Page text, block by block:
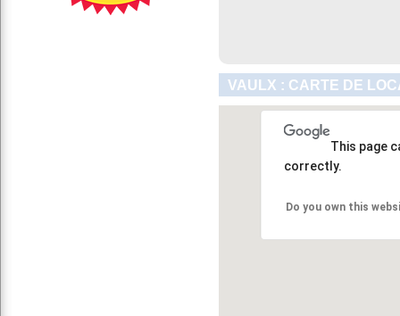
VAULX : CARTE DE
This page
correctly.
Do you own this